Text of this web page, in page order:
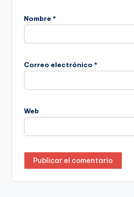
Nombre *
Correo electrónico *
Web